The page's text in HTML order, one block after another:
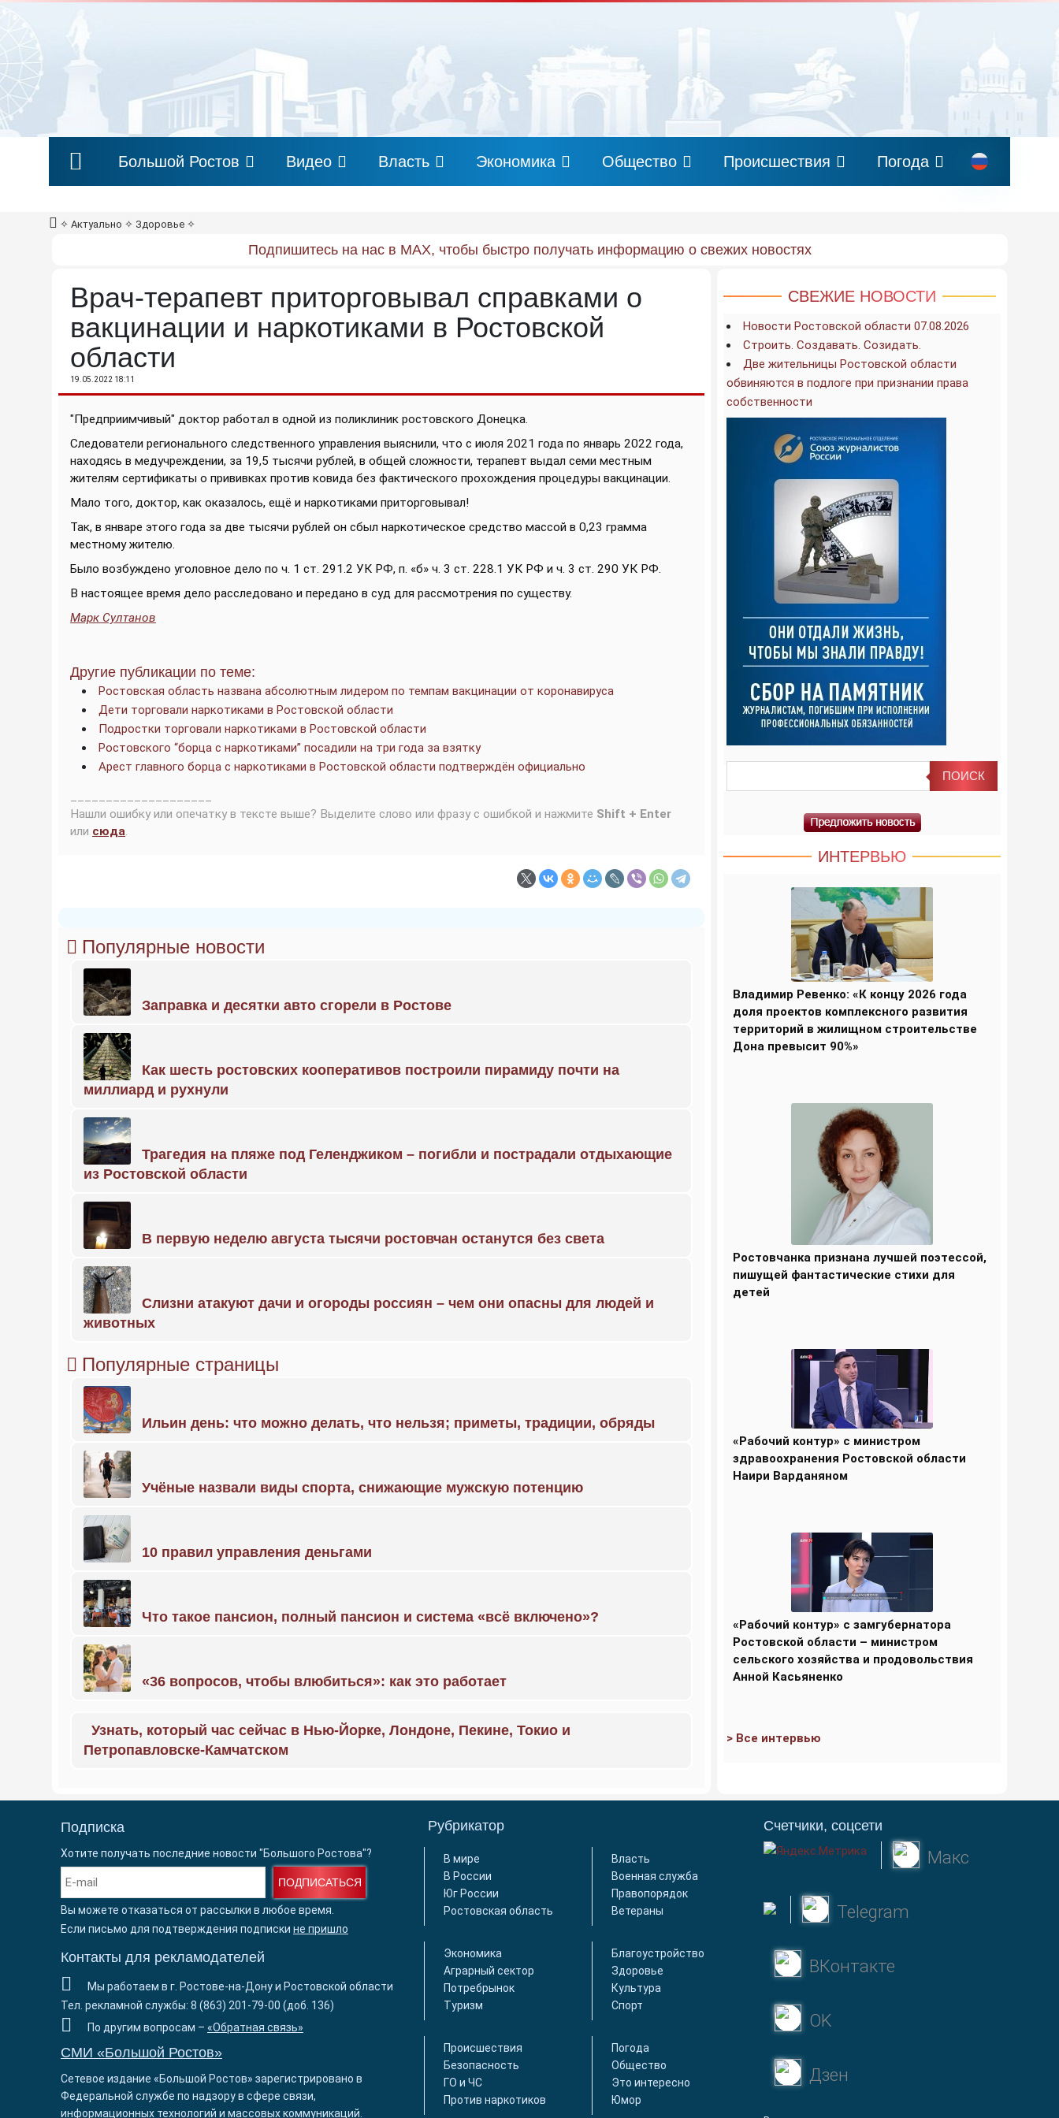
Большой Ростов Видео Власть Экономика Общество Происшествия Погода
✧ Актуально ✧ Здоровье ✧
Подпишитесь на нас в MAX, чтобы быстро получать информацию о свежих новостях
Врач-терапевт приторговывал справками о
вакцинации и наркотиками в Ростовской
области
19.05.2022 18:11
"Предприимчивый" доктор работал в одной из поликлиник ростовского Донецка.
Следователи регионального следственного управления выяснили, что с июля 2021 года по январь 2022 года,
находясь в медучреждении, за 19,5 тысячи рублей, в общей сложности, терапевт выдал семи местным
жителям сертификаты о прививках против ковида без фактического прохождения процедуры вакцинации.
Мало того, доктор, как оказалось, ещё и наркотиками приторговывал!
Так, в январе этого года за две тысячи рублей он сбыл наркотическое средство массой в 0,23 грамма
местному жителю.
Было возбуждено уголовное дело по ч. 1 ст. 291.2 УК РФ, п. «б» ч. 3 ст. 228.1 УК РФ и ч. 3 ст. 290 УК РФ.
В настоящее время дело расследовано и передано в суд для рассмотрения по существу.
Марк Султанов
Другие публикации по теме:
Ростовская область названа абсолютным лидером по темпам вакцинации от коронавируса
Дети торговали наркотиками в Ростовской области
Подростки торговали наркотиками в Ростовской области
Ростовского “борца с наркотиками” посадили на три года за взятку
Арест главного борца с наркотиками в Ростовской области подтверждён официально
Нашли ошибку или опечатку в тексте выше? Выделите слово или фразу с ошибкой и нажмите Shift + Enter
или сюда.
Популярные новости
Заправка и десятки авто сгорели в Ростове
Как шесть ростовских кооперативов построили пирамиду почти на
миллиард и рухнули
Трагедия на пляже под Геленджиком – погибли и пострадали отдыхающие
из Ростовской области
В первую неделю августа тысячи ростовчан останутся без света
Слизни атакуют дачи и огороды россиян – чем они опасны для людей и
животных
Популярные страницы
Ильин день: что можно делать, что нельзя; приметы, традиции, обряды
Учёные назвали виды спорта, снижающие мужскую потенцию
10 правил управления деньгами
Что такое пансион, полный пансион и система «всё включено»?
«36 вопросов, чтобы влюбиться»: как это работает
Узнать, который час сейчас в Нью-Йорке, Лондоне, Пекине, Токио и
Петропавловске-Камчатском
СВЕЖИЕ НОВОСТИ
Новости Ростовской области 07.08.2026
Строить. Создавать. Созидать.
Две жительницы Ростовской области
обвиняются в подлоге при признании права
собственности
ИНТЕРВЬЮ
Владимир Ревенко: «К концу 2026 года
доля проектов комплексного развития
территорий в жилищном строительстве
Дона превысит 90%»
Ростовчанка признана лучшей поэтессой,
пишущей фантастические стихи для
детей
«Рабочий контур» с министром
здравоохранения Ростовской области
Наири Варданяном
«Рабочий контур» с замгубернатора
Ростовской области – министром
сельского хозяйства и продовольствия
Анной Касьяненко
> Все интервью
Подписка
Хотите получать последние новости "Большого Ростова"?
ПОДПИСАТЬСЯ
Вы можете отказаться от рассылки в любое время.
Если письмо для подтверждения подписки не пришло
Контакты для рекламодателей
Мы работаем в г. Ростове-на-Дону и Ростовской области
Тел. рекламной службы: 8 (863) 201-79-00 (доб. 136)
По другим вопросам – «Обратная связь»
СМИ «Большой Ростов»
Сетевое издание «Большой Ростов» зарегистрировано в
Федеральной службе по надзору в сфере связи,
информационных технологий и массовых коммуникаций.
Рубрикатор
В мире
В России
Юг России
Ростовская область
Власть
Военная служба
Правопорядок
Ветераны
Экономика
Аграрный сектор
Потребрынок
Туризм
Благоустройство
Здоровье
Культура
Спорт
Происшествия
Безопасность
ГО и ЧС
Против наркотиков
Погода
Общество
Это интересно
Юмор
Счетчики, соцсети
Макс
Telegram
ВКонтакте
OK
Дзен